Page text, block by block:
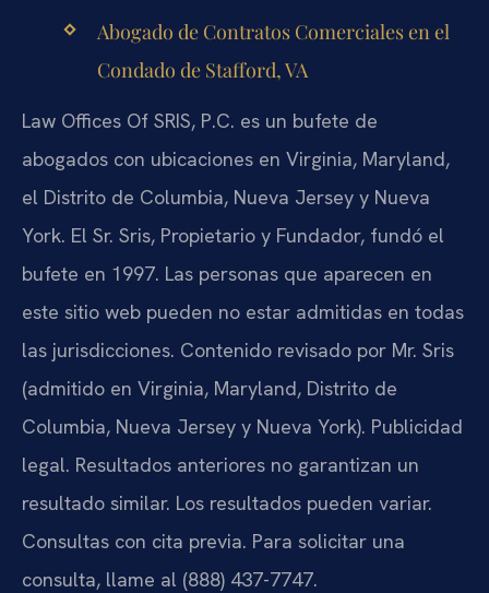
Abogado de Contratos Comerciales en el
Condado de Stafford, VA
Law Offices Of SRIS, P.C. es un bufete de
abogados con ubicaciones en Virginia, Maryland,
el Distrito de Columbia, Nueva Jersey y Nueva
York. El Sr. Sris, Propietario y Fundador, fundó el
bufete en 1997. Las personas que aparecen en
este sitio web pueden no estar admitidas en todas
las jurisdicciones. Contenido revisado por Mr. Sris
(admitido en Virginia, Maryland, Distrito de
Columbia, Nueva Jersey y Nueva York). Publicidad
legal. Resultados anteriores no garantizan un
resultado similar. Los resultados pueden variar.
Consultas con cita previa. Para solicitar una
consulta, llame al (888) 437-7747.